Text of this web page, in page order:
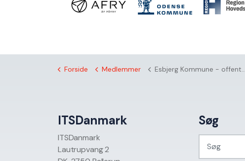
Forside Medlemmer Esbjerg Kommune - offentlig sektor
ITSDanmark
ITSDanmark
Lautrupvang 2
Søg